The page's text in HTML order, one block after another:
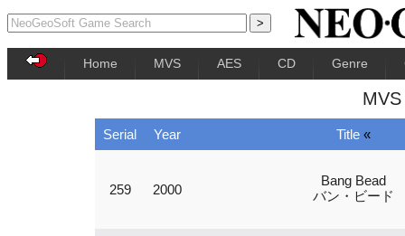
Home MVS AES CD Genre
Serial Year Title «
259 2000
Bang Bead
バン・ビード